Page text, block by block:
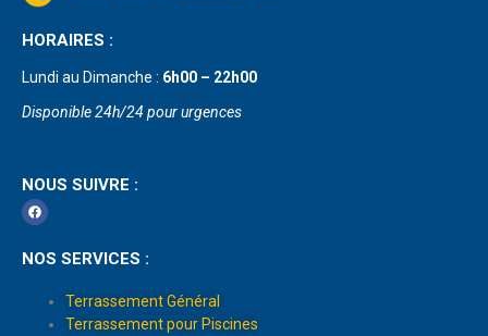
HORAIRES :
Lundi au Dimanche : 6h00 – 22h00
Disponible 24h/24 pour urgences
NOUS SUIVRE :
NOS SERVICES :
Terrassement Général
Terrassement pour Piscines